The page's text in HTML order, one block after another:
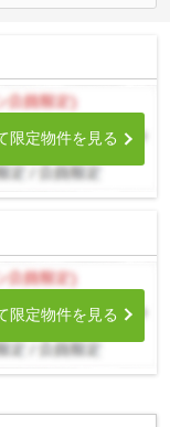
限定物件を見る
限定物件を見る